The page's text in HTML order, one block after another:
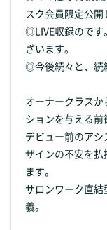
スク会員限定公開
◎LIVE収録のです
ざいます。
◎今後続々と、続
オーナークラス
ションを与える前
デビュー前のア
ザインの不安を
ます。
サロンワーク直
義。